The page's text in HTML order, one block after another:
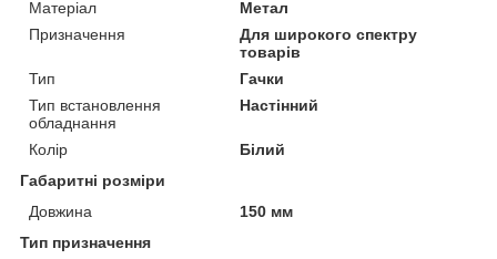
Матеріал
Метал
Призначення
Для широкого спектру
товарів
Тип
Гачки
Тип встановлення
обладнання
Настінний
Колір
Білий
Габаритні розміри
Довжина
150 мм
Тип призначення